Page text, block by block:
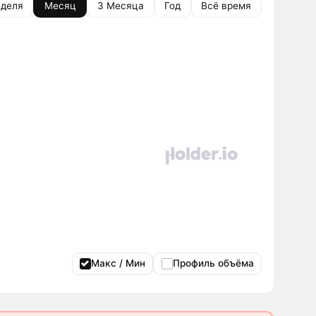
Месяц 3 Месяца Год Всё время
Макс / Мин Профиль объёма